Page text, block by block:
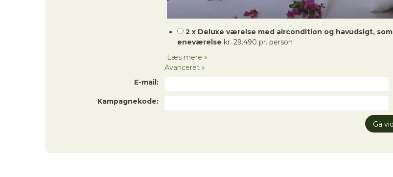
2 x Deluxe værelse med aircondition og havudsigt, som
eneværelse kr. 29.490 pr. person
Læs mere »
Avanceret »
E-mail:
Kampagnekode: